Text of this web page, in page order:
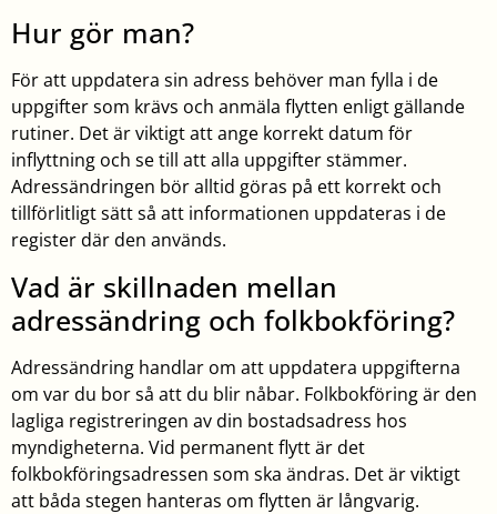
Hur gör man?
För att uppdatera sin adress behöver man fylla i de
uppgifter som krävs och anmäla flytten enligt gällande
rutiner. Det är viktigt att ange korrekt datum för
inflyttning och se till att alla uppgifter stämmer.
Adressändringen bör alltid göras på ett korrekt och
tillförlitligt sätt så att informationen uppdateras i de
register där den används.
Vad är skillnaden mellan
adressändring och folkbokföring?
Adressändring handlar om att uppdatera uppgifterna
om var du bor så att du blir nåbar. Folkbokföring är den
lagliga registreringen av din bostadsadress hos
myndigheterna. Vid permanent flytt är det
folkbokföringsadressen som ska ändras. Det är viktigt
att båda stegen hanteras om flytten är långvarig.